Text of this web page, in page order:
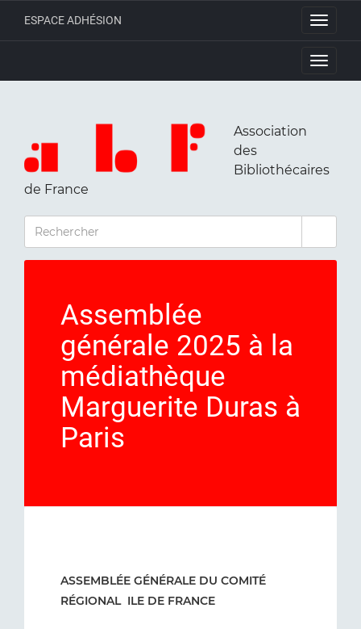
Toggle
ESPACE ADHÉSION
Toggle
Association
des
Bibliothécaires
de France
RECHERCHER
Assemblée
générale 2025 à la
médiathèque
Marguerite Duras à
Paris
ASSEMBLÉE GÉNÉRALE DU COMITÉ
RÉGIONAL ILE DE FRANCE